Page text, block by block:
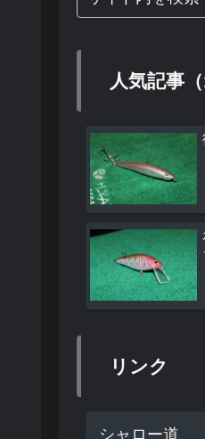
人気記事（
リンク
シャロー道